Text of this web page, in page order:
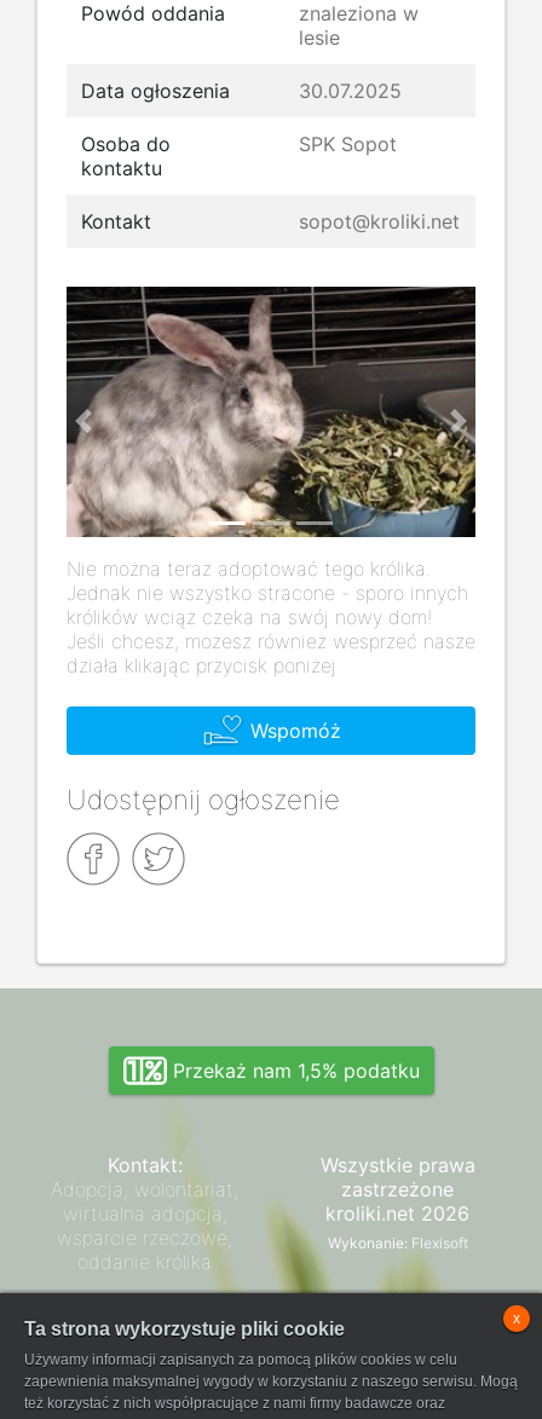
Powód oddania
znaleziona w
lesie
Data ogłoszenia 30.07.2025
Osoba do
kontaktu
SPK Sopot
Kontakt sopot@kroliki.net
Previous Next
Nie można teraz adoptować tego królika.
Jednak nie wszystko stracone - sporo innych
królików wciąż czeka na swój nowy dom!
Jeśli chcesz, możesz również wesprzeć nasze
działa klikając przycisk poniżej
Wspomóż
Udostępnij ogłoszenie
Przekaż nam 1,5% podatku
Kontakt:
Adopcja, wolontariat,
wirtualna adopcja,
wsparcie rzeczowe,
oddanie królika
Regulamin płatności
FaniPay
Wszystkie prawa
zastrzeżone
kroliki.net 2026
Wykonanie: Flexisoft
Ta strona wykorzystuje pliki cookie
Używamy informacji zapisanych za pomocą plików cookies w celu
zapewnienia maksymalnej wygody w korzystaniu z naszego serwisu. Mogą
też korzystać z nich współpracujące z nami firmy badawcze oraz
x